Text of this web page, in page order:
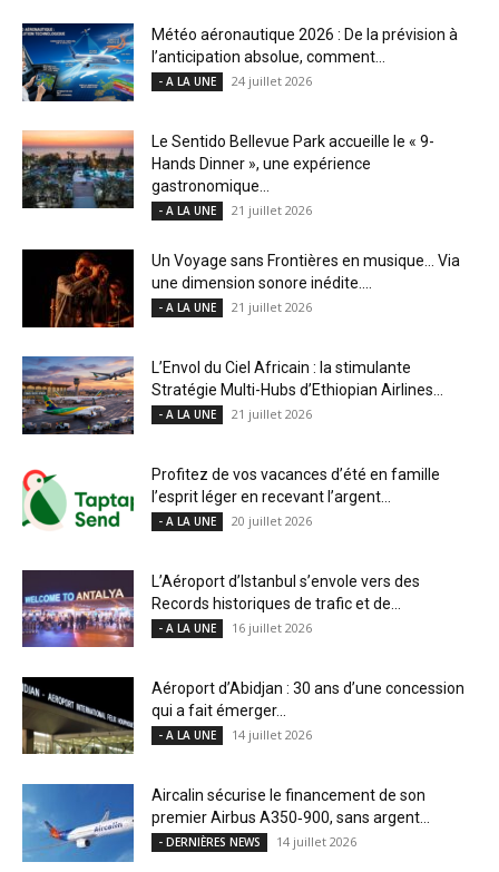
Météo aéronautique 2026 : De la prévision à
l’anticipation absolue, comment...
- A LA UNE 24 juillet 2026
Le Sentido Bellevue Park accueille le « 9-
Hands Dinner », une expérience
gastronomique...
- A LA UNE 21 juillet 2026
Un Voyage sans Frontières en musique… Via
une dimension sonore inédite....
- A LA UNE 21 juillet 2026
L’Envol du Ciel Africain : la stimulante
Stratégie Multi-Hubs d’Ethiopian Airlines...
- A LA UNE 21 juillet 2026
Profitez de vos vacances d’été en famille
l’esprit léger en recevant l’argent...
- A LA UNE 20 juillet 2026
L’Aéroport d’Istanbul s’envole vers des
Records historiques de trafic et de...
- A LA UNE 16 juillet 2026
Aéroport d’Abidjan : 30 ans d’une concession
qui a fait émerger...
- A LA UNE 14 juillet 2026
Aircalin sécurise le financement de son
premier Airbus A350‑900, sans argent...
- DERNIÈRES NEWS 14 juillet 2026